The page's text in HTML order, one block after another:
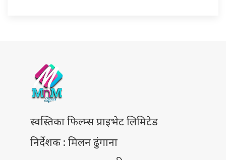
स्वस्तिका फिल्म्स प्राइभेट लिमिटेड
निर्देशक : मिलन ढुंगाना